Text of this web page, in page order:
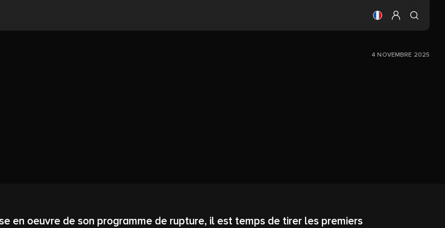
Changer laConfigurer
4 NOVEMBRE 2025
en oeuvre de son programme de rupture, il est temps de tirer les premiers